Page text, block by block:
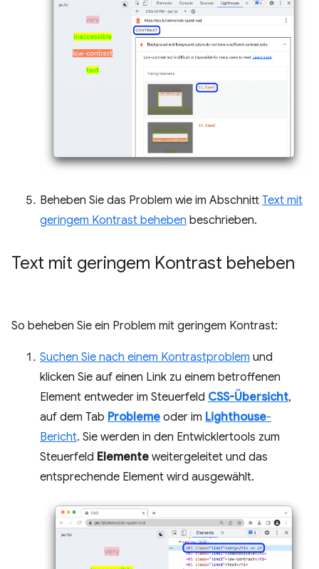
Beheben Sie das Problem wie im Abschnitt Text mit
geringem Kontrast beheben beschrieben.
Text mit geringem Kontrast beheben
So beheben Sie ein Problem mit geringem Kontrast:
Suchen Sie nach einem Kontrastproblem und
klicken Sie auf einen Link zu einem betroffenen
Element entweder im Steuerfeld CSS-Übersicht,
auf dem Tab Probleme oder im Lighthouse-
Bericht. Sie werden in den Entwicklertools zum
Steuerfeld Elemente weitergeleitet und das
entsprechende Element wird ausgewählt.